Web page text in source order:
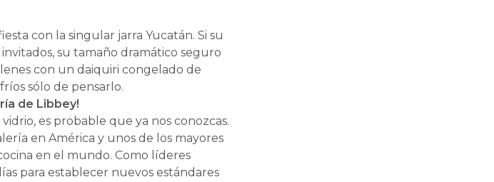
con la singular jarra Yucatán. Si su
su tamaño dramático seguro
con un daiquiri congelado de
sólo de pensarlo.
de Libbey!
es probable que ya nos conozcas.
en América y unos de los mayores
en el mundo. Como líderes
para establecer nuevos estándares